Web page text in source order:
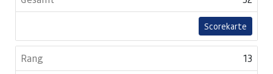
Scorekarte
13